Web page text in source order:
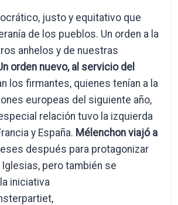
justo y equitativo que
de los pueblos. Un orden a la
anhelos y de nuestras
orden nuevo, al servicio del
los firmantes, quienes tenían a la
europeas del siguiente año,
relación tuvo la izquierda
y España. Mélenchon viajó a
después para protagonizar
pero también se
iniciativa